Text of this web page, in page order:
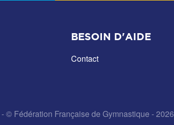
BESOIN D'AIDE
Contact
- © Fédération Française de Gymnastique - 2026